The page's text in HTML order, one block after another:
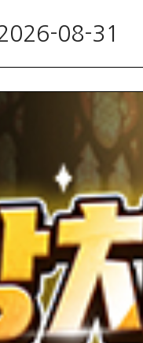
08-31